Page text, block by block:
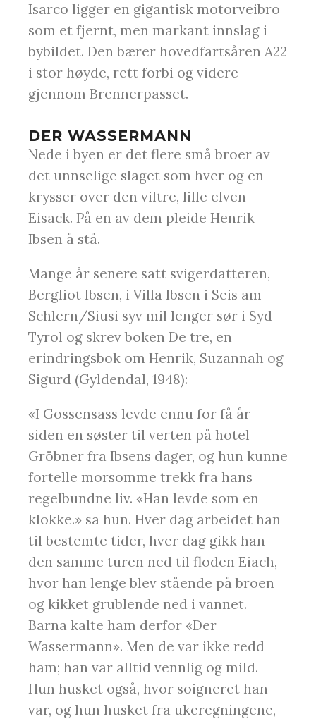
Isarco ligger en gigantisk motorveibro
som et fjernt, men markant innslag i
bybildet. Den bærer hovedfartsåren A22
i stor høyde, rett forbi og videre
gjennom Brennerpasset.
DER WASSERMANN
Nede i byen er det flere små broer av
det unnselige slaget som hver og en
krysser over den viltre, lille elven
Eisack. På en av dem pleide Henrik
Ibsen å stå.
Mange år senere satt svigerdatteren,
Bergliot Ibsen, i Villa Ibsen i Seis am
Schlern/Siusi syv mil lenger sør i Syd-
Tyrol og skrev boken De tre, en
erindringsbok om Henrik, Suzannah og
Sigurd (Gyldendal, 1948):
«I Gossensass levde ennu for få år
siden en søster til verten på hotel
Gröbner fra Ibsens dager, og hun kunne
fortelle morsomme trekk fra hans
regelbundne liv. «Han levde som en
klokke.» sa hun. Hver dag arbeidet han
til bestemte tider, hver dag gikk han
den samme turen ned til floden Eiach,
hvor han lenge blev stående på broen
og kikket grublende ned i vannet.
Barna kalte ham derfor «Der
Wassermann». Men de var ikke redd
ham; han var alltid vennlig og mild.
Hun husket også, hvor soigneret han
var, og hun husket fra ukeregningene,